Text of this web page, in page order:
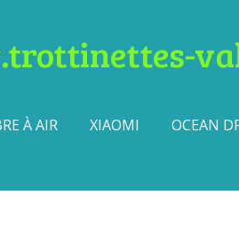
À AIR XIAOMI OCEAN